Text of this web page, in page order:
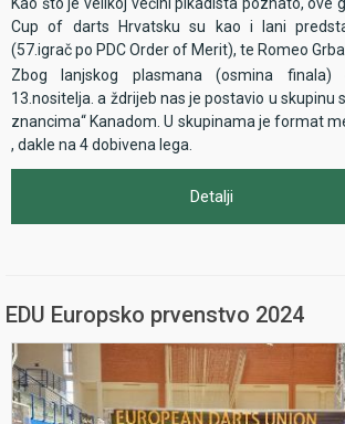
Kao što je velikoj većini pikadista poznato, ove
Cup of darts Hrvatsku su kao i lani
(57.igrač po PDC Order of Merit), te Romeo
Zbog lanjskog plasmana (osmina
13.nositelja. a ždrijeb nas je postavio u skupinu
znancima“ Kanadom. U skupinama je format
, dakle na 4 dobivena lega.
Detalji
EDU Europsko prvenstvo 2024